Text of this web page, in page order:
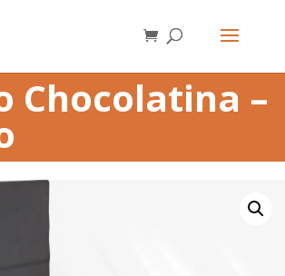
Chocolatina –